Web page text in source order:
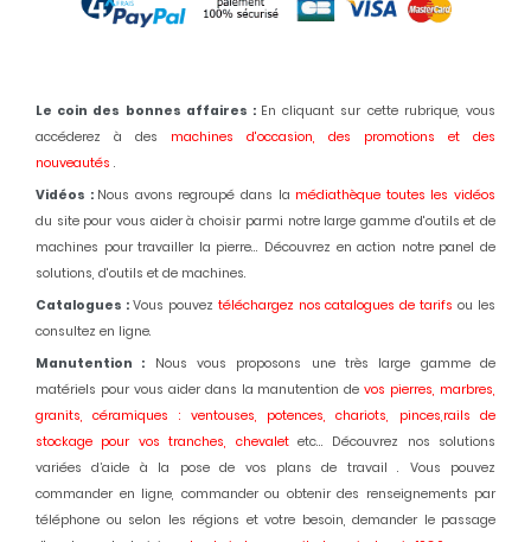
Le coin des bonnes affaires : En cliquant sur cette rubrique, vous
accéderez à des machines d'occasion, des promotions et des
nouveautés .
Vidéos : Nous avons regroupé dans la médiathèque toutes les vidéos
du site pour vous aider à choisir parmi notre large gamme d'outils et de
machines pour travailler la pierre... Découvrez en action notre panel de
solutions, d'outils et de machines.
Catalogues : Vous pouvez téléchargez nos catalogues de tarifs ou les
consultez en ligne.
Manutention : Nous vous proposons une très large gamme de
matériels pour vous aider dans la manutention devos pierres, marbres,
granits, céramiques : ventouses, potences, chariots, pinces,rails de
stockage pour vos tranches, chevalet etc... Découvrez nos solutions
variées d’aide à la pose de vos plans de travail . Vous pouvez
commander en ligne, commander ou obtenir des renseignements par
téléphone ou selon les régions et votre besoin, demander le passage